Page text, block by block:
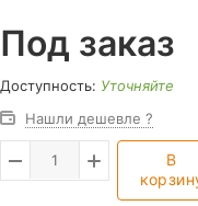
Под заказ
Доступность: Уточняйте
Нашли дешевле ?
В